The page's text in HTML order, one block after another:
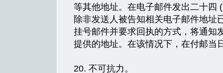
等其他地址。在电子邮件发出二十四
除非发送人被告知相关电子邮件地址
挂号邮件并要求回执的方式，将通知
提供的地址。在该情况下，在付邮当
20. 不可抗力。